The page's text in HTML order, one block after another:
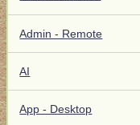
Admin - Remote
AI
App - Desktop